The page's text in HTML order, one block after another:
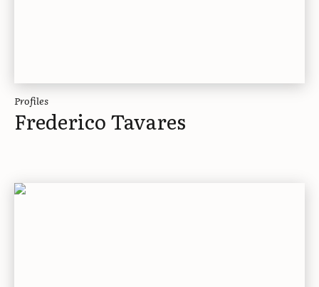
Profiles
Frederico Tavares